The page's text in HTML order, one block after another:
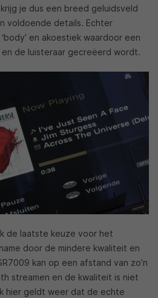
je dus een breed geluidsveld
voldoende details. Echter
en akoestiek waardoor een
de luisteraar gecreëerd wordt.
de laatste keuze voor het
door de mindere kwaliteit en
kan op een afstand van zo’n
streamen en de kwaliteit is niet
hier geldt weer dat de echte